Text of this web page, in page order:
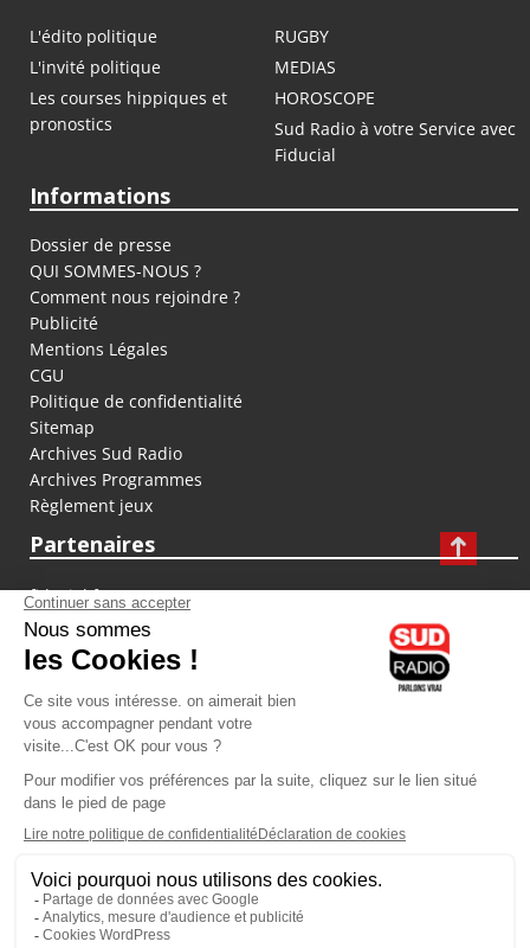
L'édito politique
RUGBY
L'invité politique
MEDIAS
Les courses hippiques et
pronostics
HOROSCOPE
Sud Radio à votre Service avec
Fiducial
Informations
Dossier de presse
QUI SOMMES-NOUS ?
Comment nous rejoindre ?
Publicité
Mentions Légales
CGU
Politique de confidentialité
Sitemap
Archives Sud Radio
Archives Programmes
Règlement jeux
Partenaires
fiducial.fr
lyoncapitale.fr
olympique-et-lyonnais.com
L'application Iphone / Android
Téléchargez l'application
Les cookies
Gestion des cookies
Crédit photos : ©Sud Radio / Pierre Olivier